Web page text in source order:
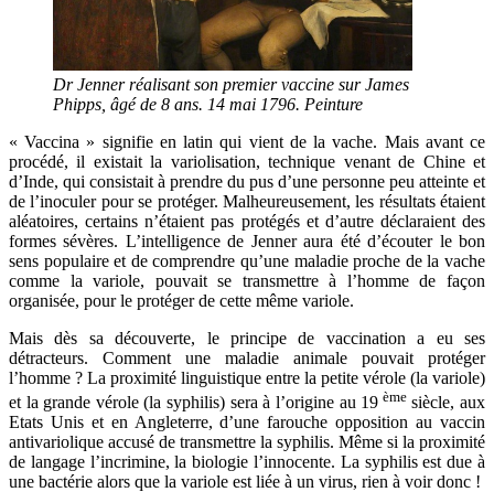
Dr Jenner réalisant son premier vaccine sur James
Phipps, âgé de 8 ans. 14 mai 1796. Peinture
« Vaccina » signifie en latin qui vient de la vache. Mais avant ce
procédé, il existait la variolisation, technique venant de Chine et
d’Inde, qui consistait à prendre du pus d’une personne peu atteinte et
de l’inoculer pour se protéger. Malheureusement, les résultats étaient
aléatoires, certains n’étaient pas protégés et d’autre déclaraient des
formes sévères. L’intelligence de Jenner aura été d’écouter le bon
sens populaire et de comprendre qu’une maladie proche de la vache
comme la variole, pouvait se transmettre à l’homme de façon
organisée, pour le protéger de cette même variole.
Mais dès sa découverte, le principe de vaccination a eu ses
détracteurs. Comment une maladie animale pouvait protéger
l’homme ? La proximité linguistique entre la petite vérole (la variole)
et la grande vérole (la syphilis) sera à l’origine au 19 èmesiècle, aux
Etats Unis et en Angleterre, d’une farouche opposition au vaccin
antivariolique accusé de transmettre la syphilis. Même si la proximité
de langage l’incrimine, la biologie l’innocente. La syphilis est due à
une bactérie alors que la variole est liée à un virus, rien à voir donc !